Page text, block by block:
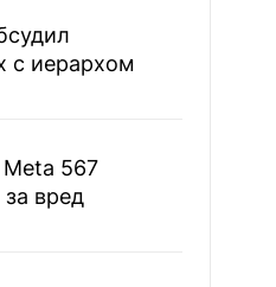
с иерархом
567
вред